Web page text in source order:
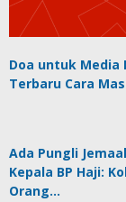
Doa untuk Media
Terbaru Cara
Ada Pungli
Kepala BP Haji:
Orang…